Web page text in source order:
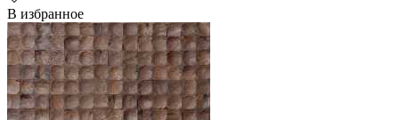
В избранное